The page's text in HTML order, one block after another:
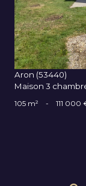
Aron (53440)
Maison 3
105 m² - 111 000